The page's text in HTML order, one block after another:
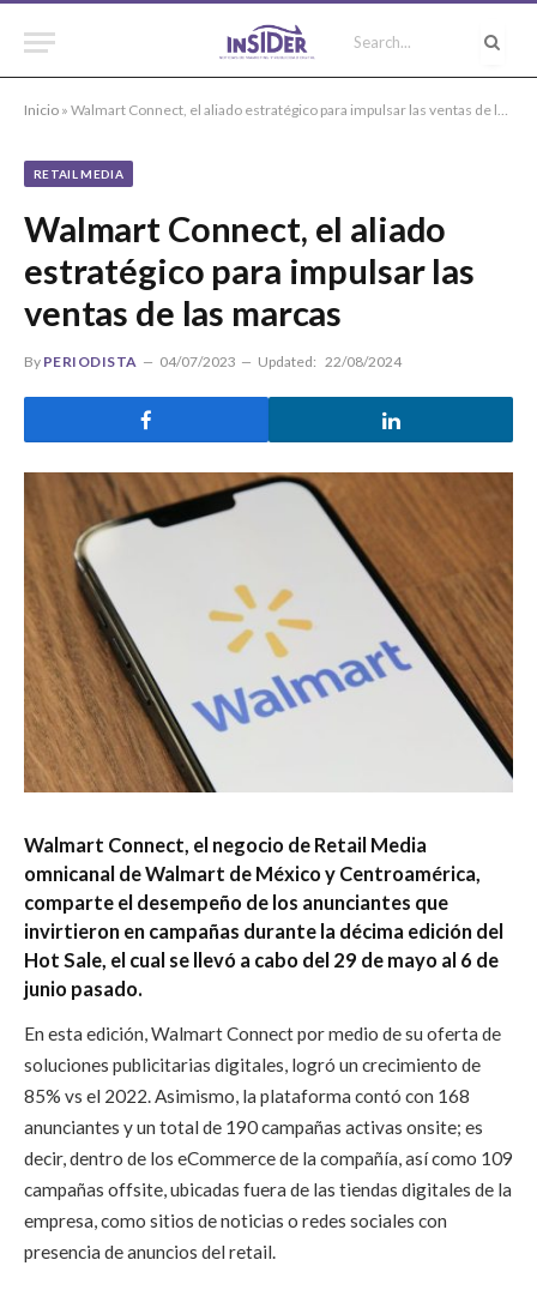
Inicio » Walmart Connect, el aliado estratégico para impulsar las ventas de las marcas
RETAIL MEDIA
Walmart Connect, el aliado
estratégico para impulsar las
ventas de las marcas
By PERIODISTA 04/07/2023 Updated: 22/08/2024
Walmart Connect, el negocio de Retail Media
omnicanal de Walmart de México y Centroamérica,
comparte el desempeño de los anunciantes que
invirtieron en campañas durante la décima edición del
Hot Sale, el cual se llevó a cabo del 29 de mayo al 6 de
junio pasado.
En esta edición, Walmart Connect por medio de su oferta de
soluciones publicitarias digitales, logró un crecimiento de
85% vs el 2022. Asimismo, la plataforma contó con 168
anunciantes y un total de 190 campañas activas onsite; es
decir, dentro de los eCommerce de la compañía, así como 109
campañas offsite, ubicadas fuera de las tiendas digitales de la
empresa, como sitios de noticias o redes sociales con
presencia de anuncios del retail.